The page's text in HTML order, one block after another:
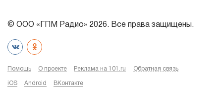
© ООО «ГПМ Радио» 2026. Все права защищены.
Помощь О проекте Реклама на 101.ru Обратная связь
iOS Android ВКонтакте